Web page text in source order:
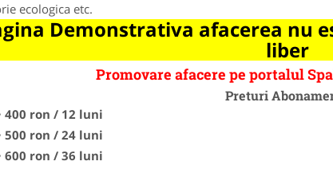
ecologica etc.
Demonstrativa afacerea nu
liber
Promovare afacere pe portalul
Preturi
400 ron / 12 luni
500 ron / 24 luni
600 ron / 36 luni